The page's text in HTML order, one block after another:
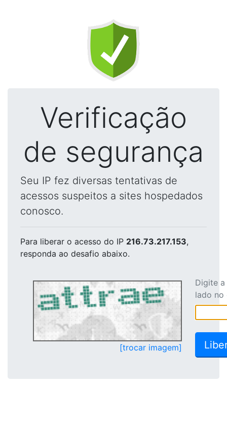
Verificação
de segurança
Seu IP fez diversas tentativas de
acessos suspeitos a sites hospedados
conosco.
Para liberar o acesso do IP 216.73.217.153,
responda ao desafio abaixo.
[trocar imagem]
Digite
lado no